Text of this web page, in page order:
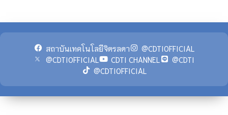
สถาบันเทคโนโลยีจิตรลดา
@CDTIOFFICIAL
@CDTIOFFICIAL
CDTI CHANNEL
@CDTI
@CDTIOFFICIAL